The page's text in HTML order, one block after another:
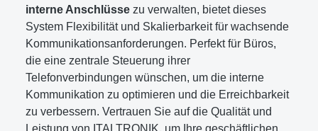
interne Anschlüsse zu verwalten, bietet dieses
System Flexibilität und Skalierbarkeit für wachsende
Kommunikationsanforderungen. Perfekt für Büros,
die eine zentrale Steuerung ihrer
Telefonverbindungen wünschen, um die interne
Kommunikation zu optimieren und die Erreichbarkeit
zu verbessern. Vertrauen Sie auf die Qualität und